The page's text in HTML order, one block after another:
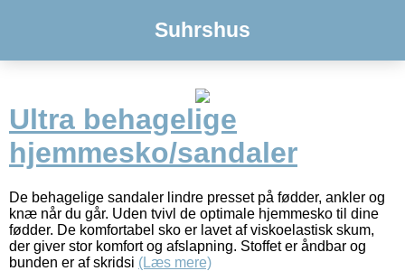
Suhrshus
Ultra behagelige
hjemmesko/sandaler
De behagelige sandaler lindre presset på fødder, ankler og
knæ når du går. Uden tvivl de optimale hjemmesko til dine
fødder. De komfortabel sko er lavet af viskoelastisk skum,
der giver stor komfort og afslapning. Stoffet er åndbar og
bunden er af skridsi (Læs mere)